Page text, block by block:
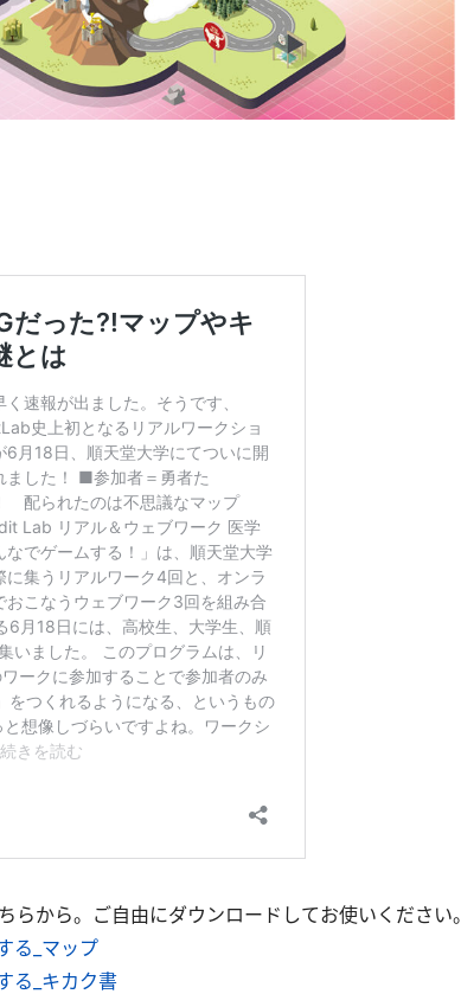
から。ご自由にダウンロードしてお使いください。
る_マップ
る_キカク書